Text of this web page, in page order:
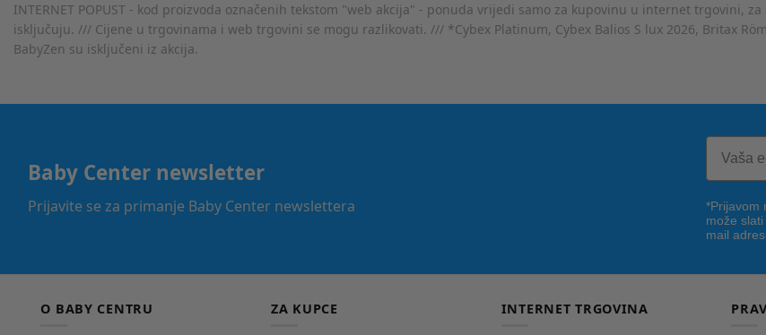
INTERNET POPUST - kod proizvoda označenih tekstom "web akcija" - ponuda vrijedi samo za kupovinu u internet trgovini,
isključuju. /// Cijene u trgovinama i web trgovini se mogu razlikovati. /// *Cybex Platinum, Cybex Balios S lux 2026, Britax
BabyZen su isključeni iz akcija.
Baby Center newsletter
Prijavite se za primanje Baby Center newslettera
*Prijavom
može
mail
O BABY CENTRU ZA KUPCE INTERNET TRGOVINA